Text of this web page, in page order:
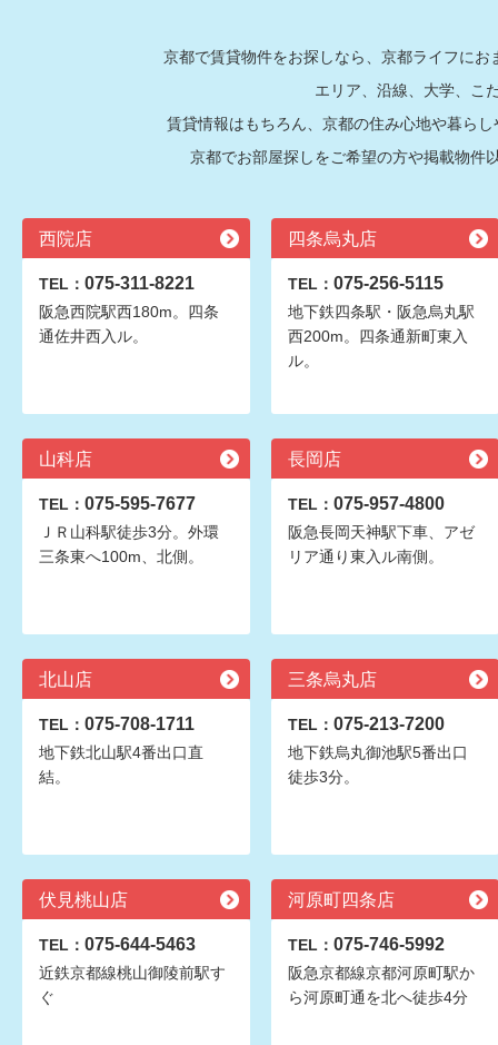
京都で賃貸物件をお探しなら、京都ライフに
エリア、沿線、大学、こ
賃貸情報はもちろん、京都の住み心地や暮ら
京都でお部屋探しをご希望の方や掲載物件
西院店
TEL： 075-311-8221
阪急西院駅西180m。四条
通佐井西入ル。
四条烏丸店
TEL： 075-256-5115
地下鉄四条駅・阪急烏丸駅
西200m。四条通新町東入
ル。
山科店
TEL： 075-595-7677
ＪＲ山科駅徒歩3分。外環
三条東へ100m、北側。
長岡店
TEL： 075-957-4800
阪急長岡天神駅下車、アゼ
リア通り東入ル南側。
北山店
TEL： 075-708-1711
地下鉄北山駅4番出口直
結。
三条烏丸店
TEL： 075-213-7200
地下鉄烏丸御池駅5番出口
徒歩3分。
伏見桃山店
TEL： 075-644-5463
近鉄京都線桃山御陵前駅す
ぐ
河原町四条店
TEL： 075-746-5992
阪急京都線京都河原町駅か
ら河原町通を北へ徒歩4分